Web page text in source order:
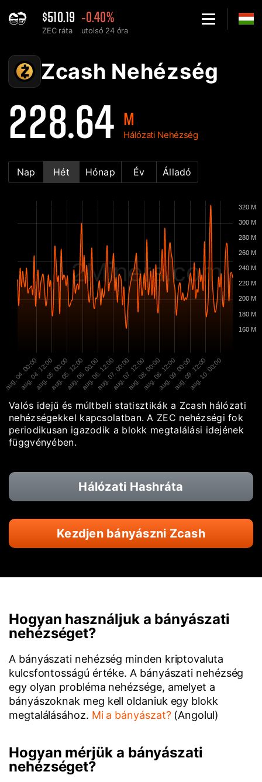
$510.19
ZEC ráta
-0.40%
utolsó 24 óra
Zcash ZEC Hálózati nehézség diagram - 2Miners
Zcash Nehézség
228.64 M
Hálózati Nehézség
Nap Hét Hónap Év Álladó
2Miners.com
aug. 04. 00:00
aug. 04. 12:00
aug. 05. 00:00
aug. 05. 12:00
aug. 06. 00:00
aug. 06. 12:00
aug. 07. 00:00
aug. 07. 12:00
aug. 08. 00:00
aug. 08. 12:00
aug. 09. 00:00
aug. 09. 12:00
aug. 10. 00:00
160 M
180 M
200 M
220 M
240 M
260 M
280 M
300 M
320 M
Valós idejű és múltbeli statisztikák a Zcash hálózati
nehézségekkel kapcsolatban. A ZEC nehézségi fok
periodikusan igazodik a blokk megtalálási idejének
függvényében.
Hálózati Hashráta
Kezdjen bányászni Zcash
Hogyan használjuk a bányászati
nehézséget?
A bányászati nehézség minden kriptovaluta
kulcsfontosságú értéke. A bányászati nehézség
egy olyan probléma nehézsége, amelyet a
bányászoknak meg kell oldaniuk egy blokk
megtalálásához. Mi a bányászat?(Angolul)
Hogyan mérjük a bányászati
nehézséget?